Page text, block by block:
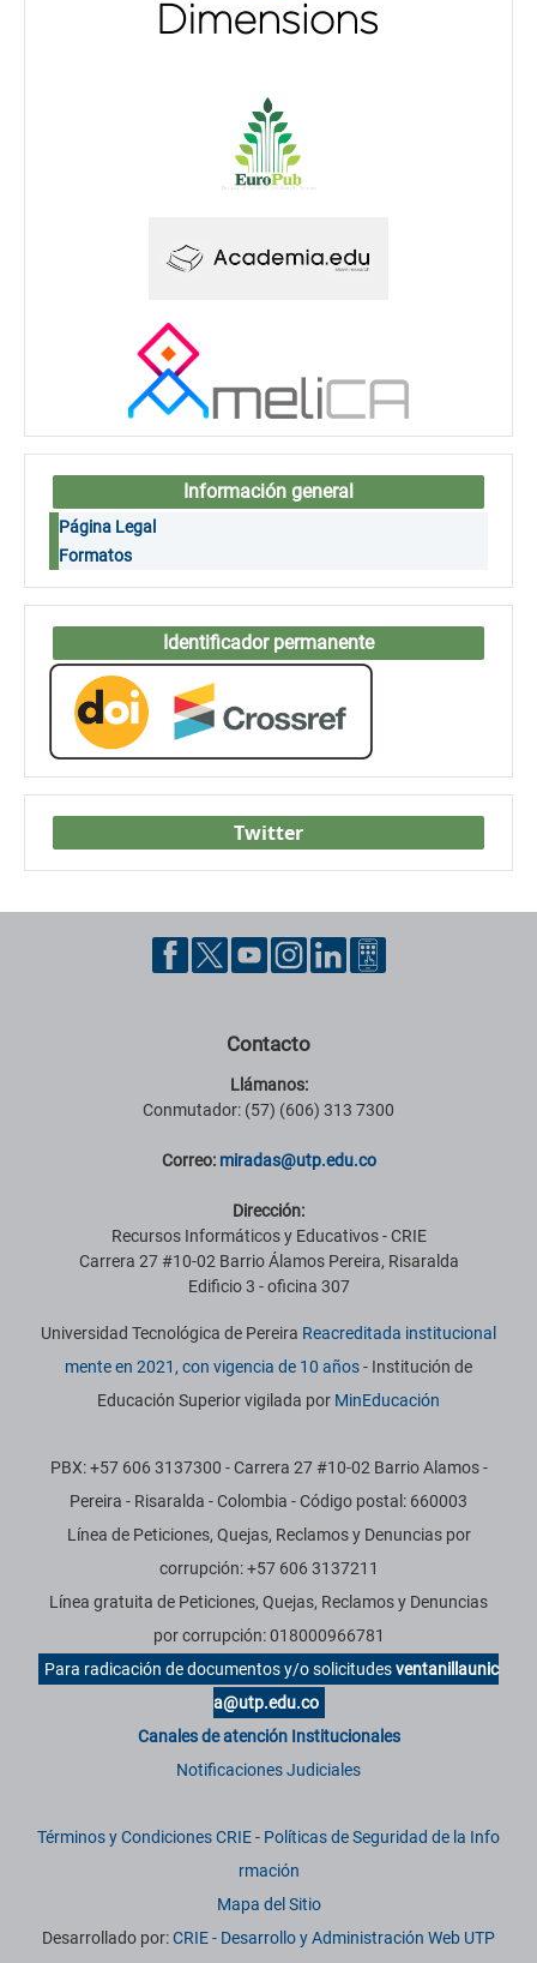
Información general
Página Legal
Formatos
Identificador permanente
Twitter
Contacto
Llámanos:
Conmutador: (57) (606) 313 7300
Correo: miradas@utp.edu.co
Dirección:
Recursos Informáticos y Educativos - CRIE
Carrera 27 #10-02 Barrio Álamos Pereira, Risaralda
Edificio 3 - oficina 307
Universidad Tecnológica de Pereira Reacreditada institucional
mente en 2021, con vigencia de 10 años- Institución de
Educación Superior vigilada por MinEducación
PBX: +57 606 3137300 - Carrera 27 #10-02 Barrio Alamos -
Pereira - Risaralda - Colombia - Código postal: 660003
Línea de Peticiones, Quejas, Reclamos y Denuncias por
corrupción: +57 606 3137211
Línea gratuita de Peticiones, Quejas, Reclamos y Denuncias
por corrupción: 018000966781
Para radicación de documentos y/o solicitudesventanillaunic
a@utp.edu.co
Canales de atención Institucionales
Notificaciones Judiciales
Términos y Condiciones CRIE- Políticas de Seguridad de la Info
rmación
Mapa del Sitio
Desarrollado por:CRIE - Desarrollo y Administración Web UTP